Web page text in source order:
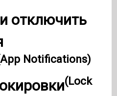
отключить
Notifications)
(Lock